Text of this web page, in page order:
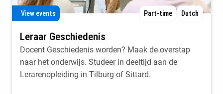
View events Part-time Dutch
Leraar Geschiedenis
Docent Geschiedenis worden? Maak de overstap
naar het onderwijs. Studeer in deeltijd aan de
Lerarenopleiding in Tilburg of Sittard.